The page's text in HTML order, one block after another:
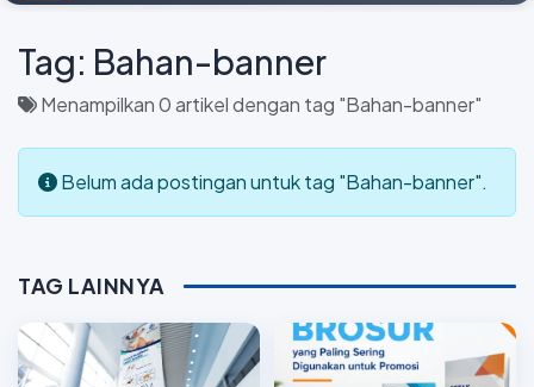
Tag: Bahan-banner
Menampilkan 0 artikel dengan tag "Bahan-banner"
Belum ada postingan untuk tag "Bahan-banner".
TAG LAINNYA